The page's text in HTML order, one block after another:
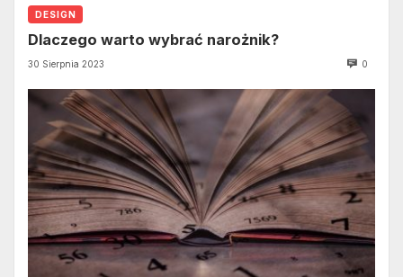
DESIGN
Dlaczego warto wybrać narożnik?
30 Sierpnia 2023 0